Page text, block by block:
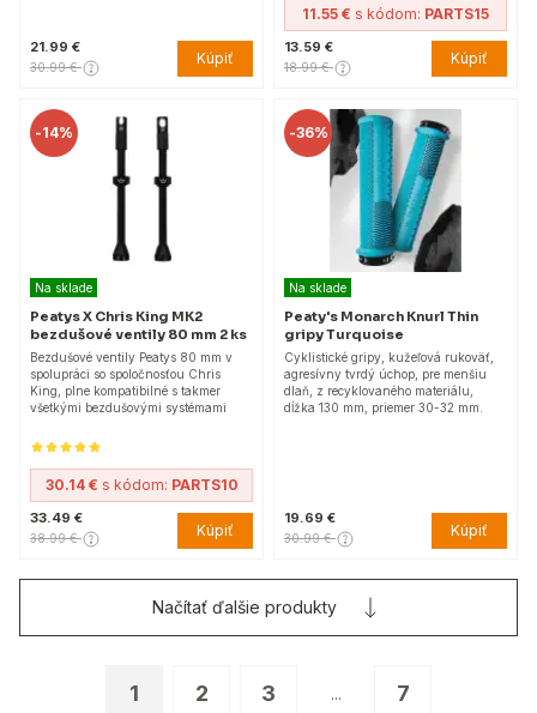
21.99 €
30.99 € Kúpiť
11.55 € s kódom: PARTS15
13.59 €
18.99 € Kúpiť
-14%
Na sklade
Peatys X Chris King MK2
bezdušové ventily 80 mm 2 ks
Bezdušové ventily Peatys 80 mm v
spolupráci so spoločnosťou Chris
King, plne kompatibilné s takmer
všetkými bezdušovými systémami
30.14 € s kódom: PARTS10
33.49 €
38.99 € Kúpiť
-36%
Na sklade
Peaty's Monarch Knurl Thin
gripy Turquoise
Cyklistické gripy, kužeľová rukoväť,
agresívny tvrdý úchop, pre menšiu
dlaň, z recyklovaného materiálu,
dĺžka 130 mm, priemer 30-32 mm.
19.69 €
30.99 € Kúpiť
1 2 3 ... 7
Načítať ďalšie produkty